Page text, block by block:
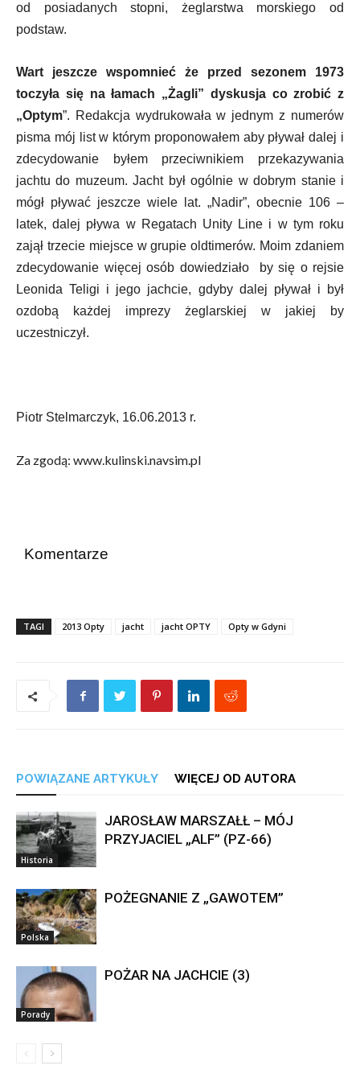
od posiadanych stopni, żeglarstwa morskiego od
podstaw.
Wart jeszcze wspomnieć że przed sezonem 1973
toczyła się na łamach „Żagli” dyskusja co zrobić z
„Optym”. Redakcja wydrukowała w jednym z numerów
pisma mój list w którym proponowałem aby pływał dalej i
zdecydowanie byłem przeciwnikiem przekazywania
jachtu do muzeum. Jacht był ogólnie w dobrym stanie i
mógł pływać jeszcze wiele lat. „Nadir”, obecnie 106 –
latek, dalej pływa w Regatach Unity Line i w tym roku
zajął trzecie miejsce w grupie oldtimerów. Moim zdaniem
zdecydowanie więcej osób dowiedziało by się o rejsie
Leonida Teligi i jego jachcie, gdyby dalej pływał i był
ozdobą każdej imprezy żeglarskiej w jakiej by
uczestniczył.
Piotr Stelmarczyk, 16.06.2013 r.
Za zgodą: www.kulinski.navsim.pl
Komentarze
TAGI 2013 Opty jacht jacht OPTY Opty w Gdyni
POWIĄZANE ARTYKUŁY WIĘCEJ OD AUTORA
Historia
JAROSŁAW MARSZAŁŁ – MÓJ
PRZYJACIEL „ALF” (PZ-66)
Polska
POŻEGNANIE Z „GAWOTEM”
Porady
POŻAR NA JACHCIE (3)